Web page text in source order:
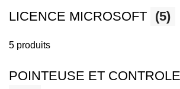
LICENCE MICROSOFT (5)
5 produits
POINTEUSE ET